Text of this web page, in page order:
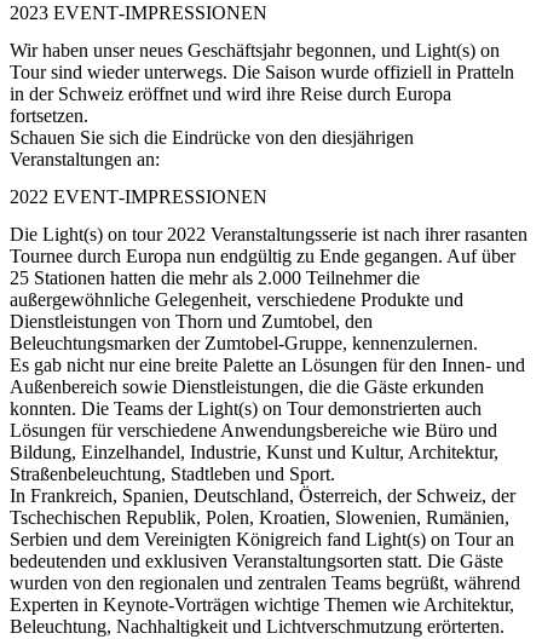
2023 EVENT‑IMPRESSIONEN
Wir haben unser neues Geschäftsjahr begonnen, und Light(s) on
Tour sind wieder unterwegs. Die Saison wurde offiziell in Pratteln
in der Schweiz eröffnet und wird ihre Reise durch Europa
fortsetzen.
Schauen Sie sich die Eindrücke von den diesjährigen
Veranstaltungen an:
2022 EVENT‑IMPRESSIONEN
Die Light(s) on tour 2022 Veranstaltungsserie ist nach ihrer rasanten
Tournee durch Europa nun endgültig zu Ende gegangen. Auf über
25 Stationen hatten die mehr als 2.000 Teilnehmer die
außergewöhnliche Gelegenheit, verschiedene Produkte und
Dienstleistungen von Thorn und Zumtobel, den
Beleuchtungsmarken der Zumtobel-Gruppe, kennenzulernen.
Es gab nicht nur eine breite Palette an Lösungen für den Innen- und
Außenbereich sowie Dienstleistungen, die die Gäste erkunden
konnten. Die Teams der Light(s) on Tour demonstrierten auch
Lösungen für verschiedene Anwendungsbereiche wie Büro und
Bildung, Einzelhandel, Industrie, Kunst und Kultur, Architektur,
Straßenbeleuchtung, Stadtleben und Sport.
In Frankreich, Spanien, Deutschland, Österreich, der Schweiz, der
Tschechischen Republik, Polen, Kroatien, Slowenien, Rumänien,
Serbien und dem Vereinigten Königreich fand Light(s) on Tour an
bedeutenden und exklusiven Veranstaltungsorten statt. Die Gäste
wurden von den regionalen und zentralen Teams begrüßt, während
Experten in Keynote-Vorträgen wichtige Themen wie Architektur,
Beleuchtung, Nachhaltigkeit und Lichtverschmutzung erörterten.